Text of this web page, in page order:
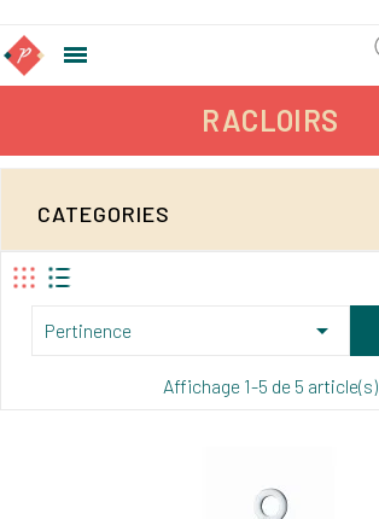

RACLOIRS
CATEGORIES
Pertinence 
Affichage 1-5 de 5 article(s)